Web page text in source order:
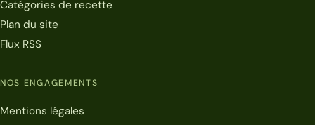
Catégories de recette
Plan du site
Flux RSS
NOS ENGAGEMENTS
Mentions légales